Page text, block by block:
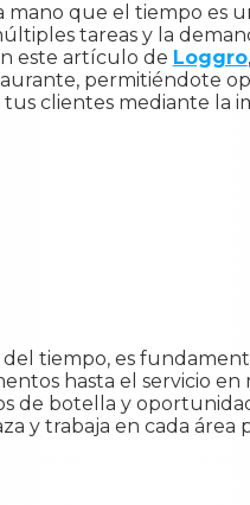
que el tiempo es
tareas y la
este artículo de Loggro
permitiéndote
clientes mediante la
tiempo, es
hasta el servicio en
de botella y
y trabaja en cada área